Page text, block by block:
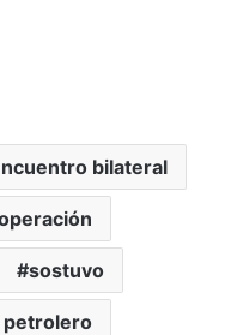
bilateral
sostuvo
petrolero